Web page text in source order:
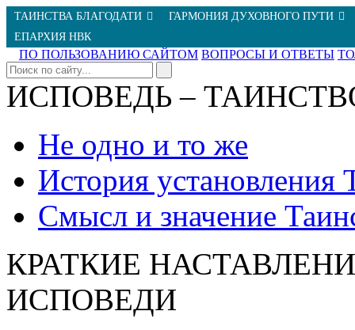
ТАИНСТВА БЛАГОДАТИ
ГАРМОНИЯ ДУХОВНОГО ПУТИ
ЕПАРХИЯ НВК
ПО ПОЛЬЗОВАНИЮ САЙТОМ ВОПРОСЫ И ОТВЕТЫ
ИСПОВЕДЬ –
Не одно и то же
История установления
Смысл и значение
КРАТКИЕ
ИСПОВЕДИ